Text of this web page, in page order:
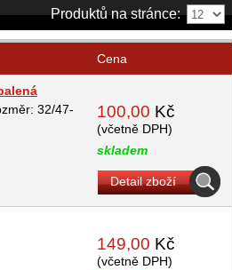
Produktů na stránce:
Cena
32/47-
100,00 Kč
(včetně DPH)
skladem
Detail zboží
149,00 Kč
(včetně DPH)